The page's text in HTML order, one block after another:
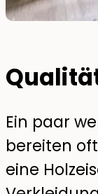
Ein paar
bereiten
eine